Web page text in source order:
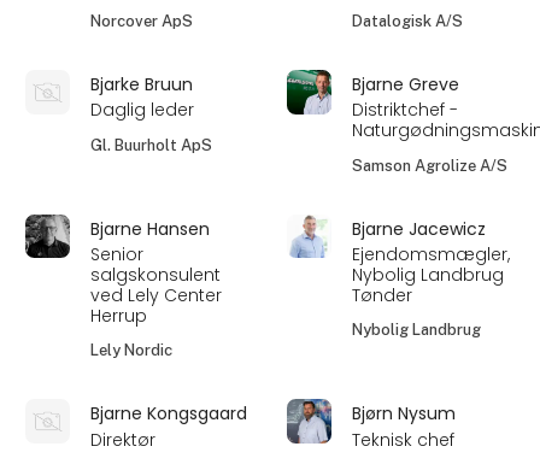
Norcover ApS Datalogisk A/S
Bjarke Bruun
Daglig leder
Gl. Buurholt ApS
Bjarne Greve
Distriktchef -
Samson Agrolize A/S
Bjarne Hansen
Senior
salgskonsulent
ved Lely Center
Herrup
Lely Nordic
Bjarne Jacewicz
Ejendomsmægler,
Nybolig Landbrug
Tønder
Nybolig Landbrug
Bjarne Kongsgaard
Direktør
Bjørn Nysum
Teknisk chef